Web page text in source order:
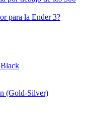
para la Ender 3?
(Gold-Silver)